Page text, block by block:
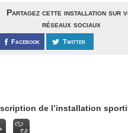
Partagez cette installation sur
réseaux sociaux
Facebook Twitter
de l’installation